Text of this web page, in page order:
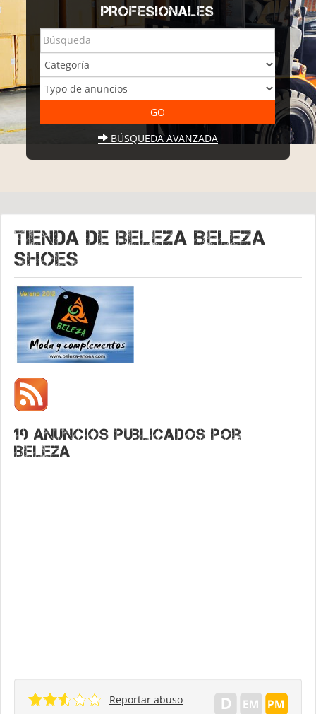
PROFESIONALES
BÚSQUEDA AVANZADA
Tienda de BELEZA Beleza
shoes
19 anuncios publicados por
Beleza
Reportar abuso